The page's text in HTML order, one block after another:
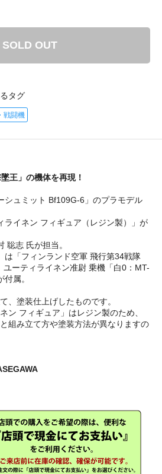
SOLD OUT
タグ
戦闘機
王」の機体を再現！
シュミット Bf109G-6」のプラモデル
ライネン フィギュア（レジン製）」が
聡志 氏が担当。
は「フィンランド空軍 飛行第34戦隊
ーティライネン准尉 乗機「白0：MT-
属。
、塗装仕上げしたものです。
ン フィギュア」はレジン製のため、
組み立て方や塗装方法が異なりますの